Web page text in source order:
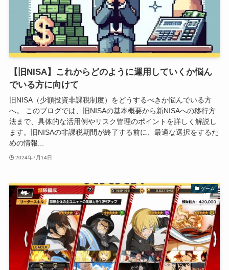
【旧NISA】これからどのように運用していくか悩ん
でいる方に向けて
旧NISA（少額投資非課税制度）をどうするべきか悩んでいる方
へ。 このブログでは、旧NISAの基本概要から新NISAへの移行方
法まで、具体的な活用例やリスク管理のポイントを詳しく解説し
ます。旧NISAの非課税期間が終了する前に、最適な選択をするた
めの情報...
2024年7月14日
ゲーム